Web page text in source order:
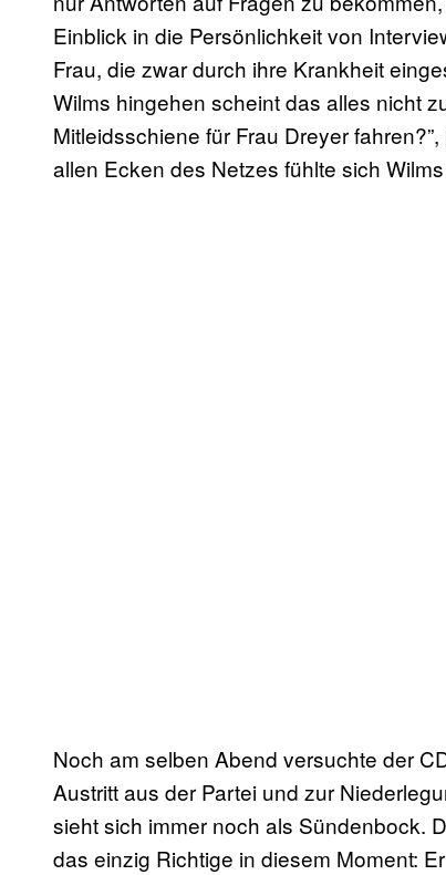
Einblick in die Persönlichkeit von
Frau, die zwar durch ihre Krankheit
Wilms hingehen scheint das alles nicht
Mitleidsschiene für Frau Dreyer
allen Ecken des Netzes fühlte sich
Noch am selben Abend versuchte der
Austritt aus der Partei und zur
sieht sich immer noch als Sündenbock.
das einzig Richtige in diesem Moment: